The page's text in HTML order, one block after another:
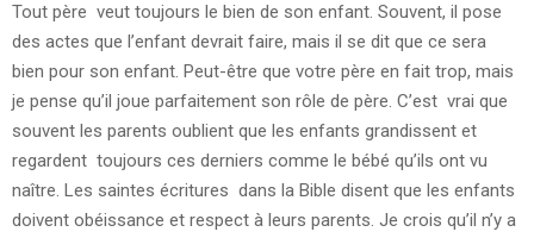
Tout père veut toujours le bien de son enfant. Souvent, il pose
des actes que l’enfant devrait faire, mais il se dit que ce sera
bien pour son enfant. Peut-être que votre père en fait trop, mais
je pense qu’il joue parfaitement son rôle de père. C’est vrai que
souvent les parents oublient que les enfants grandissent et
regardent toujours ces derniers comme le bébé qu’ils ont vu
naître. Les saintes écritures dans la Bible disent que les enfants
doivent obéissance et respect à leurs parents. Je crois qu’il n’y a